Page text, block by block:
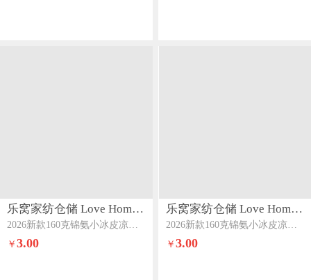
乐窝家纺仓储 Love Home LWJFCCLOVEHOME863
2026新款160克锦氨小冰皮凉感床笠冰丝床笠可做凉席床笠款床垫席梦思保护罩单件带枕套锦氨床笠-冰雪粉
￥3.00
乐窝家纺仓储 Love Home LWJFCCLOVEHOME863
2026新款160克锦氨小冰皮凉感床笠冰丝床笠可做凉席床笠款床垫席梦思保护罩单件带枕套锦氨床笠-深海蓝
￥ 3.00